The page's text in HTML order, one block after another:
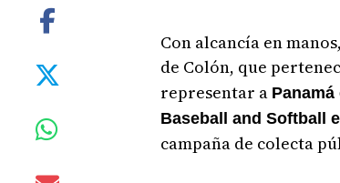
Con alcancía en
de Colón, que
representar a
Baseball and Softball
campaña de colecta